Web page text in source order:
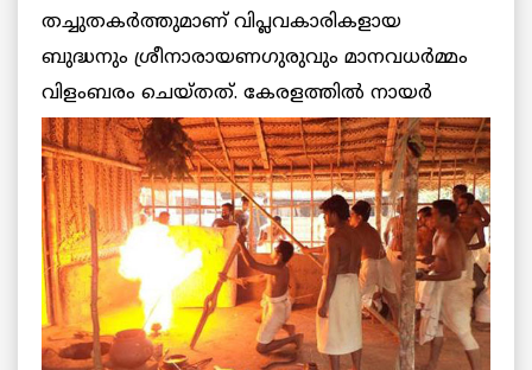
തച്ചുതകര്‍ത്തുമാണ് വിപ്ലവകാരികളായ
ബുദ്ധനും ശ്രീനാരായണഗുരുവും മാനവധര്‍മ്മം
വിളംബരം ചെയ്തത്. കേരളത്തില്‍ നായര്‍